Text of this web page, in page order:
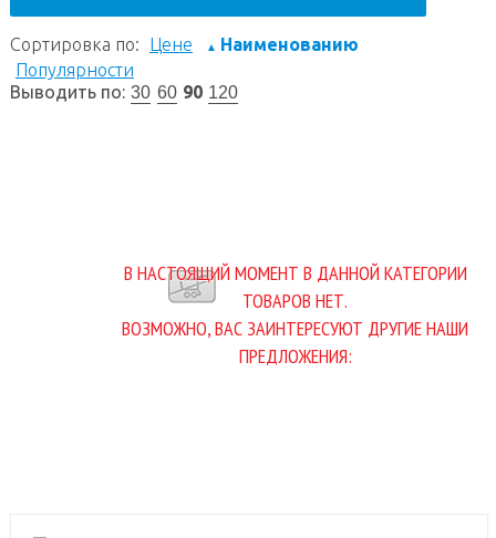
Сортировка по: Цене ▲ Наименованию
Популярности
Выводить по: 30 60 90 120
В НАСТОЯЩИЙ МОМЕНТ В ДАННОЙ КАТЕГОРИИ
ТОВАРОВ НЕТ.
ВОЗМОЖНО, ВАС ЗАИНТЕРЕСУЮТ ДРУГИЕ НАШИ
ПРЕДЛОЖЕНИЯ: